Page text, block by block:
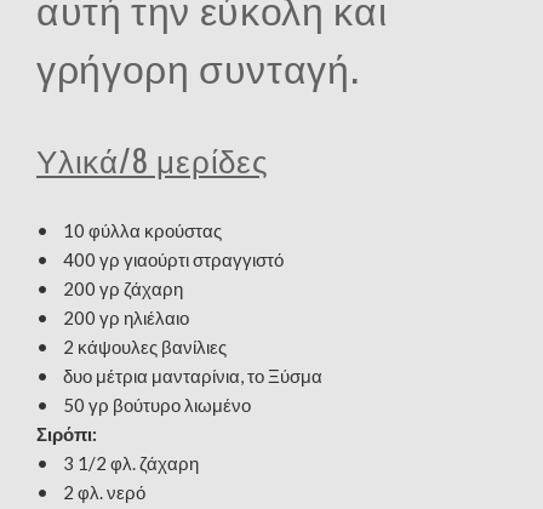
γρήγορη συνταγή.
Υλικά/8 μερίδες
• 10 φύλλα κρούστας
• 400 γρ γιαούρτι στραγγιστό
• 200 γρ ζάχαρη
• 200 γρ ηλιέλαιο
• 2 κάψουλες βανίλιες
• δυο μέτρια μανταρίνια, το Ξύσμα
• 50 γρ βούτυρο λιωμένο
Σιρόπι:
• 3 1/2 φλ. ζάχαρη
• 2 φλ. νερό